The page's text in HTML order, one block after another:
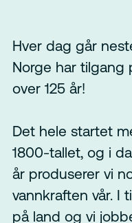
Hver dag går
Norge har tilgang
over 125 år!
Det hele startet
1800-tallet, og i
år produserer vi
vannkraften vår. I
på land og vi